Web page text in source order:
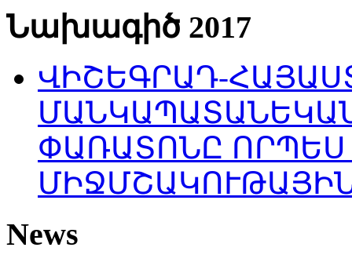
Նախագիծ 2017
ՎԻՇԵԳՐԱԴ-
ՓԱՌԱՏՈՆԸ
News